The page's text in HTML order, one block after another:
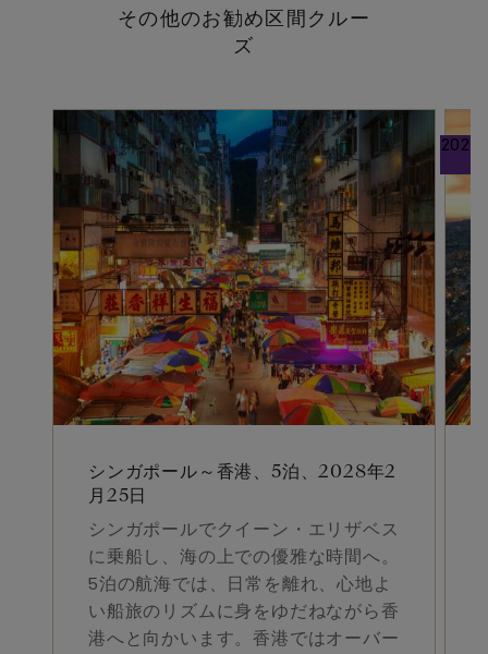
その他のお勧め区間クルー
ズ
シンガポール～香港、5泊、2028年2
月25日
シンガポールでクイーン・エリザベス
に乗船し、海の上での優雅な時間へ。
5泊の航海では、日常を離れ、心地よ
い船旅のリズムに身をゆだねながら香
港へと向かいます。香港ではオーバー
2027